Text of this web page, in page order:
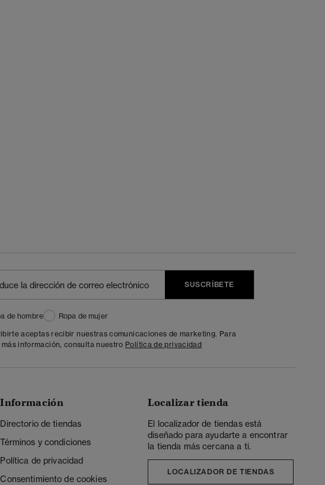
SUSCRÍBETE
de hombre
Ropa de mujer
aceptas recibir nuestras comunicaciones de marketing. Para
información, consulta nuestro Política de privacidad
Información
Directorio de tiendas
Términos y condiciones
Política de privacidad
Consentimiento de cookies
Localizar tienda
El localizador de tiendas está
diseñado para ayudarte a encontrar
la tienda más cercana a ti.
LOCALIZADOR DE TIENDAS